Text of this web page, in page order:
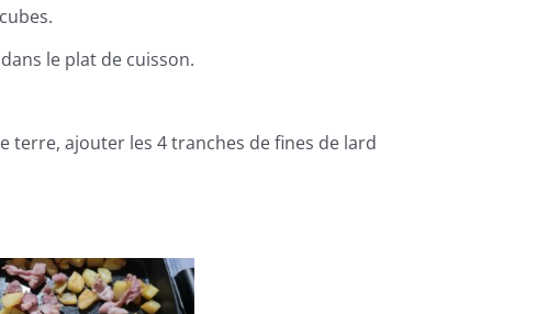
le plat de cuisson.
terre, ajouter les 4 tranches de fines de lard